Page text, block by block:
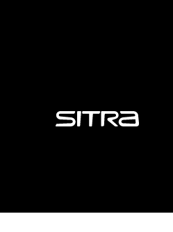
Sitra